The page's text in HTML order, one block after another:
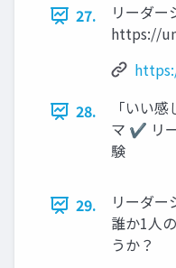
27.
リーダー
https://
28.
「いい
マ ✔ リ
験
29.
リーダ
誰か1人
うか？